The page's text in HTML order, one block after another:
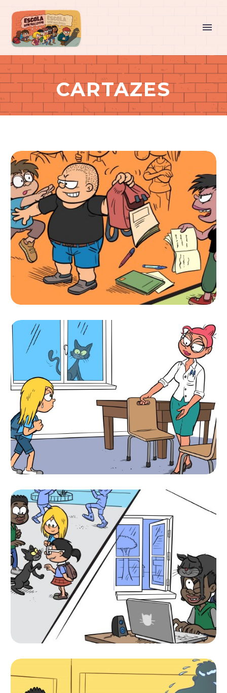
CARTAZES
CARTAZ “INTERVÉM!
NÃO IGNORES NEM
APOIES SITUAÇÕES DE
BULLYING”
CARTAZ “FALA E PEDE
AJUDA!”
CARTAZ “NA ESCOLA